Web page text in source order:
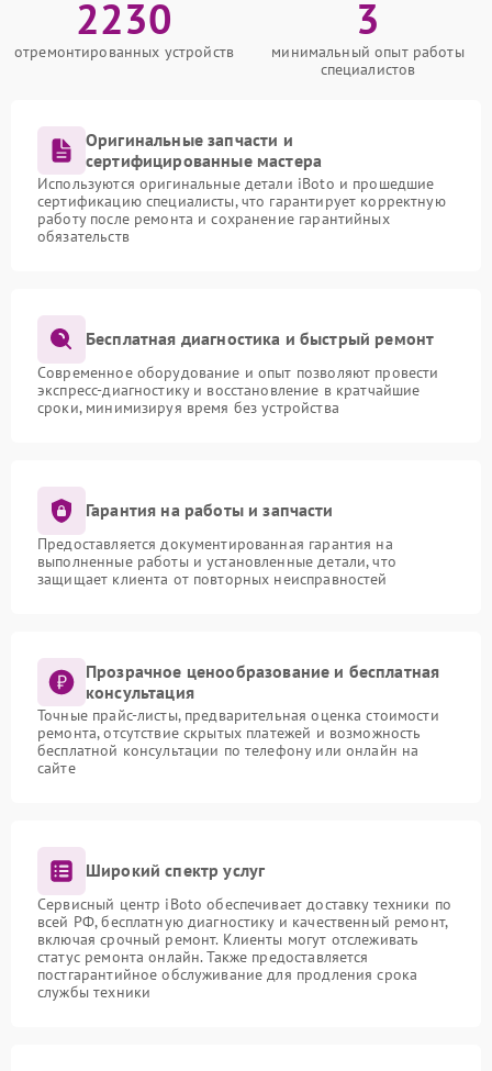
2230
отремонтированных устройств
3
минимальный опыт работы
специалистов
Оригинальные запчасти и
сертифицированные мастера
Используются оригинальные детали iBoto и прошедшие
сертификацию специалисты, что гарантирует корректную
работу после ремонта и сохранение гарантийных
обязательств
Бесплатная диагностика и быстрый ремонт
Современное оборудование и опыт позволяют провести
экспресс-диагностику и восстановление в кратчайшие
сроки, минимизируя время без устройства
Гарантия на работы и запчасти
Предоставляется документированная гарантия на
выполненные работы и установленные детали, что
защищает клиента от повторных неисправностей
Прозрачное ценообразование и бесплатная
консультация
Точные прайс-листы, предварительная оценка стоимости
ремонта, отсутствие скрытых платежей и возможность
бесплатной консультации по телефону или онлайн на
сайте
Широкий спектр услуг
Сервисный центр iBoto обеспечивает доставку техники по
всей РФ, бесплатную диагностику и качественный ремонт,
включая срочный ремонт. Клиенты могут отслеживать
статус ремонта онлайн. Также предоставляется
постгарантийное обслуживание для продления срока
службы техники